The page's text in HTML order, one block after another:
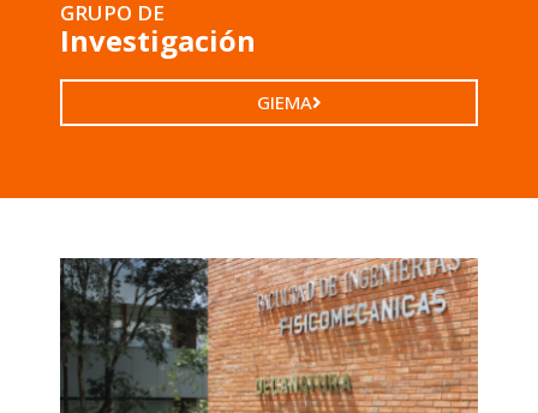
GRUPO DE
Investigación
GIEMA